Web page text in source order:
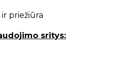
ir priežiūra
sritys: